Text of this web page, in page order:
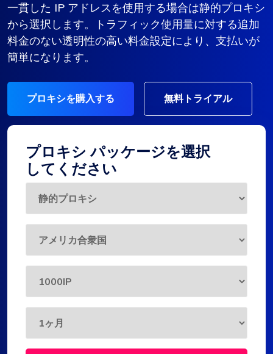
一貫した IP アドレスを使用する場合は静的プロキシ
から選択します。トラフィック使用量に対する追加
料金のない透明性の高い料金設定により、支払いが
簡単になります。
プロキシを購入する 無料トライアル
プロキシ パッケージを選択
してください